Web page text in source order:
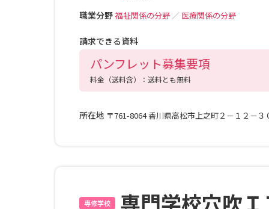
職業分野 福祉関係の分野 ／ 医療関係の分野
請求できる資料
パンフレット募集要項
料金（送料含）：送料とも無料
所在地 〒761-8064 香川県高松市上之町２－１２－３
専修学校 専門学校穴吹